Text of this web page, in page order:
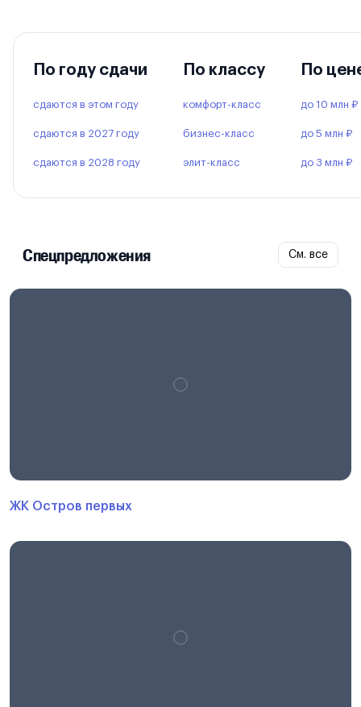
По году сдачи
сдаются в этом году
сдаются в 2027 году
сдаются в 2028 году
По классу
комфорт-класс
бизнес-класс
элит-класс
По
до 10 млн ₽
до 5 млн ₽
до 3 млн ₽
Спецпредложения См. все
ЖК Остров первых